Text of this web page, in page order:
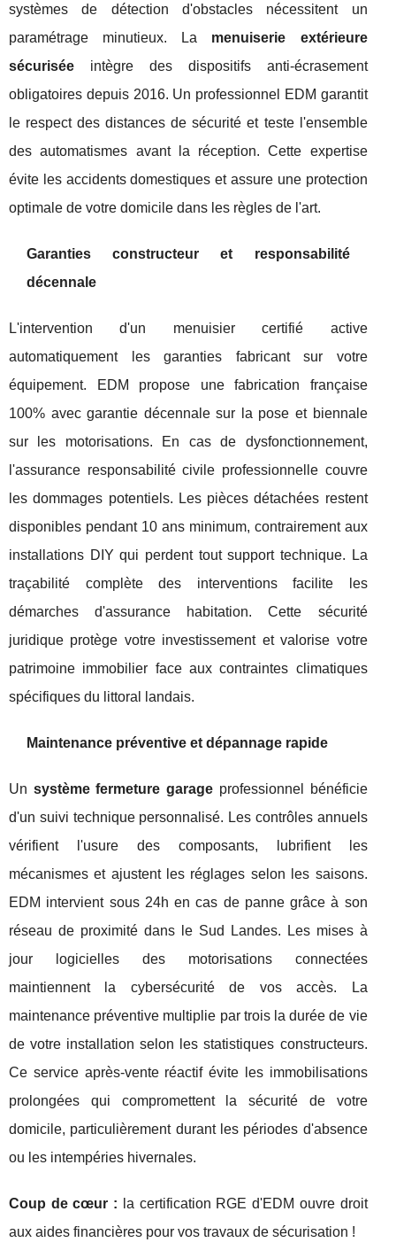
systèmes de détection d'obstacles nécessitent un
paramétrage minutieux. La menuiserie extérieure
sécurisée intègre des dispositifs anti-écrasement
obligatoires depuis 2016. Un professionnel EDM garantit
le respect des distances de sécurité et teste l'ensemble
des automatismes avant la réception. Cette expertise
évite les accidents domestiques et assure une protection
optimale de votre domicile dans les règles de l'art.
Garanties constructeur et responsabilité
décennale
L'intervention d'un menuisier certifié active
automatiquement les garanties fabricant sur votre
équipement. EDM propose une fabrication française
100% avec garantie décennale sur la pose et biennale
sur les motorisations. En cas de dysfonctionnement,
l'assurance responsabilité civile professionnelle couvre
les dommages potentiels. Les pièces détachées restent
disponibles pendant 10 ans minimum, contrairement aux
installations DIY qui perdent tout support technique. La
traçabilité complète des interventions facilite les
démarches d'assurance habitation. Cette sécurité
juridique protège votre investissement et valorise votre
patrimoine immobilier face aux contraintes climatiques
spécifiques du littoral landais.
Maintenance préventive et dépannage rapide
Un système fermeture garage professionnel bénéficie
d'un suivi technique personnalisé. Les contrôles annuels
vérifient l'usure des composants, lubrifient les
mécanismes et ajustent les réglages selon les saisons.
EDM intervient sous 24h en cas de panne grâce à son
réseau de proximité dans le Sud Landes. Les mises à
jour logicielles des motorisations connectées
maintiennent la cybersécurité de vos accès. La
maintenance préventive multiplie par trois la durée de vie
de votre installation selon les statistiques constructeurs.
Ce service après-vente réactif évite les immobilisations
prolongées qui compromettent la sécurité de votre
domicile, particulièrement durant les périodes d'absence
ou les intempéries hivernales.
Coup de cœur : la certification RGE d'EDM ouvre droit
aux aides financières pour vos travaux de sécurisation !